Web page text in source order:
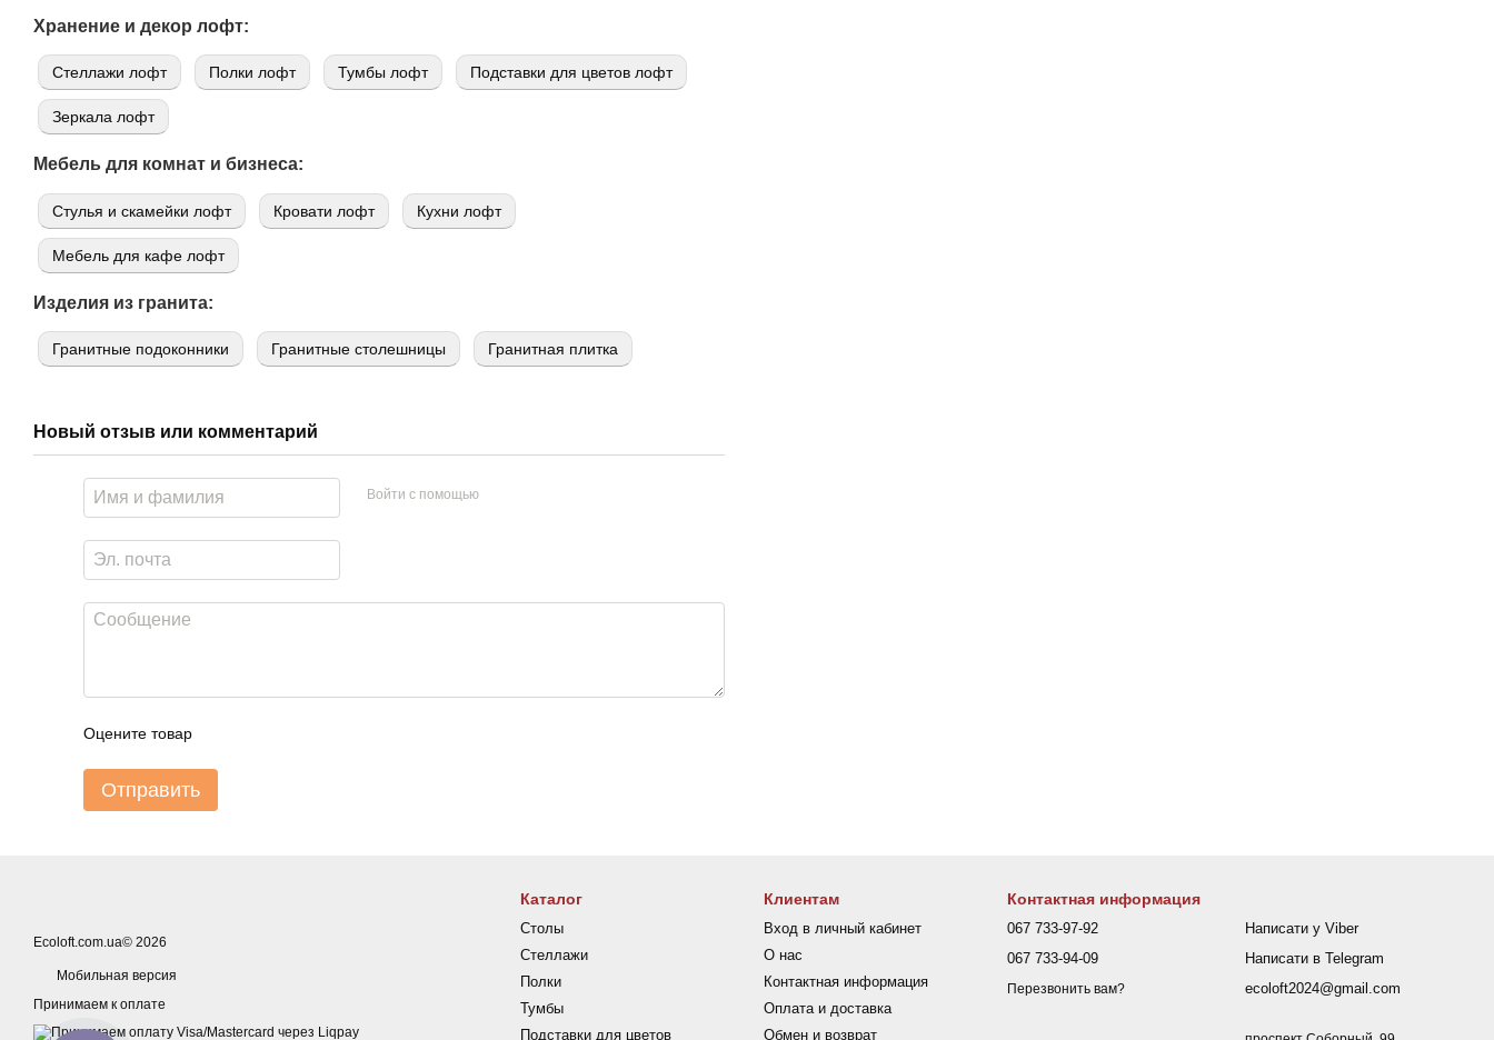
Хранение и декор лофт:
Стеллажи лофт Полки лофт Тумбы лофт Подставки для цветов лофт
Зеркала лофт
Мебель для комнат и бизнеса:
Стулья и скамейки лофт Кровати лофт Кухни лофт
Мебель для кафе лофт
Изделия из гранита:
Гранитные подоконники Гранитные столешницы Гранитная плитка
Новый отзыв или комментарий
Войти с помощью
Оцените товар
Отправить
Ecoloft.com.ua© 2026
Мобильная версия
Принимаем к оплате
Каталог
Столы
Стеллажи
Полки
Тумбы
Подставки для цветов
Клиентам
Вход в личный кабинет
О нас
Контактная информация
Оплата и доставка
Обмен и возврат
Контактная информация
067 733-97-92
067 733-94-09
Перезвонить вам?
Написати у Viber
Написати в Telegram
ecoloft2024@gmail.com